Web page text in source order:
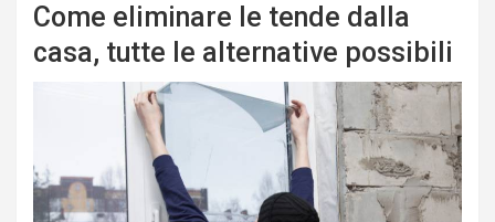
Come eliminare le tende dalla
casa, tutte le alternative possibili